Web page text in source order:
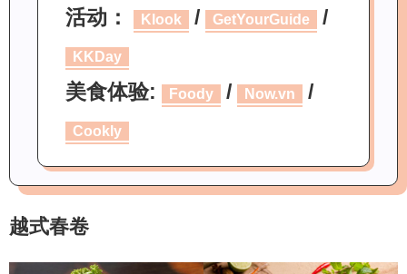
活动： Klook / GetYourGuide /
KKDay
美食体验: Foody / Now.vn /
Cookly
越式春卷